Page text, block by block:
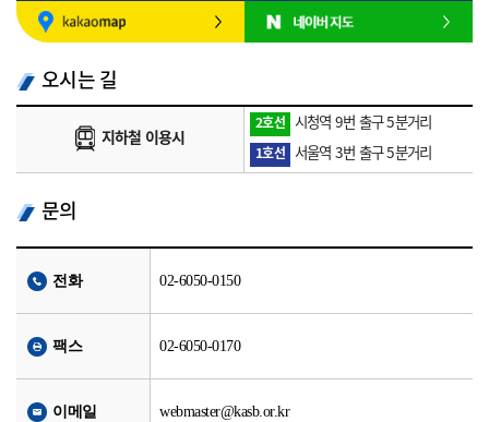
100m
오시는 길
지하철 이용시
2호선 시청역 9번 출구 5분거리
1호선 서울역 3번 출구 5분거리
문의
전화 02-6050-0150
팩스 02-6050-0170
이메일 webmaster@kasb.or.kr